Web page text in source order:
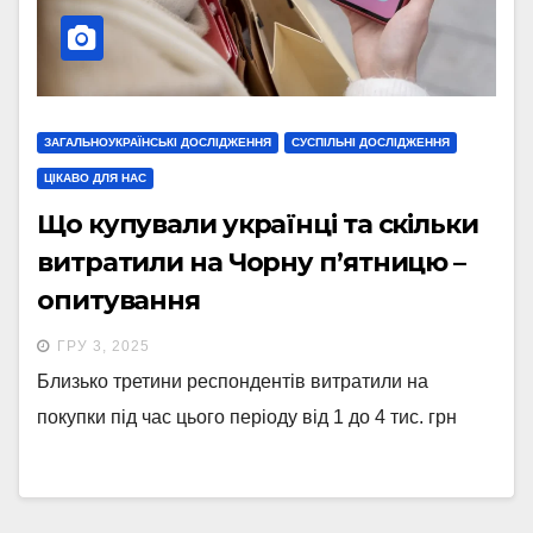
ЗАГАЛЬНОУКРАЇНСЬКІ ДОСЛІДЖЕННЯ СУСПІЛЬНІ ДОСЛІДЖЕННЯ
ЦІКАВО ДЛЯ НАС
Що купували українці та скільки
витратили на Чорну п’ятницю –
опитування
ГРУ 3, 2025
Близько третини респондентів витратили на
покупки під час цього періоду від 1 до 4 тис. грн